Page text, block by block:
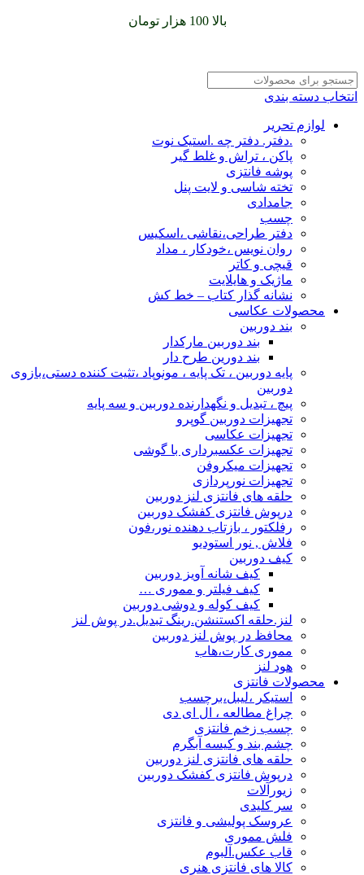
بالا 100 هزار تومان
انتخاب دسته بندی
لوازم تحریر
.دفتر. دفتر چه .استیک نوت
پاکن ، تراش و غلط گیر
پوشه فانتزی
تخته شاسی و لایت پنل
جامدادی
چسب
دفتر طراحی،نقاشی ،اسکیس
روان نویس ،خودکار ، مداد
قیچی و کاتر
ماژیک و هایلایت
نشانه گذار کتاب – خط کش
محصولات عکاسی
بند دوربین
بند دوربین مارکدار
بند دورین طرح دار
پایه دوربین ، تک پایه ، مونوپاد ،تثیت کننده دستی،بازوی
دوربین
پیچ ، تبدیل و نگهدارنده دوربین و سه پایه
تجهیزات دوربین گوپرو
تجهیزات عکاسی
تجهیزات عکسبرداری با گوشی
تجهیزات میکروفن
تجهیزات نورپردازی
حلقه های فانتزی لنز دوربین
درپوش فانتزی کفشک دوربین
رفلکتور ، بازتاب دهنده نور،فون
فلاش , نور استودیو
کیف دوربین
کیف شانه آویز دوربین
کیف فیلتر و مموری …
کیف کوله و دوشی دوربین
لنز.حلقه اکستنشن.رینگ تبدیل.در پوش لنز
محافظ در پوش لنز دوربین
مموری کارت،هاب
هود لنز
محصولات فانتزی
استیکر ،لیبل،برچسب
چراغ مطالعه ، ال ای دی
چسب زخم فانتزی
چشم بند و کیسه آبگرم
حلقه های فانتزی لنز دوربین
درپوش فانتزی کفشک دوربین
زیورآلات
سر کلیدی
عروسک پولیشی و فانتزی
فلش مموری
قاب عکس.آلبوم
کالا های فانتزی هنری